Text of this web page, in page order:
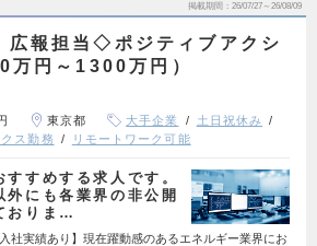
掲載期間 26/07/27～26/08/09
広報担当◇ポジティブアクシ
万円～1300万円）
東京都 大手企業
土日祝休み
ス勤務 リモートワーク可能
すめする求人です。
外にも各業界の非公開
おりま…
社実績あり】現在躍動感のあるエネルギー業界にお